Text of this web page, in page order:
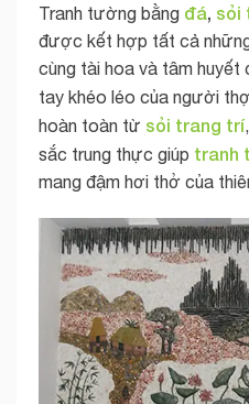
Tranh tường bằng đá, sỏi
được kết hợp tất cả
cùng tài hoa và tâm
tay khéo léo của người thợ
hoàn toàn từ sỏi trang trí
sắc trung thực giúp tranh
mang đậm hơi thở của